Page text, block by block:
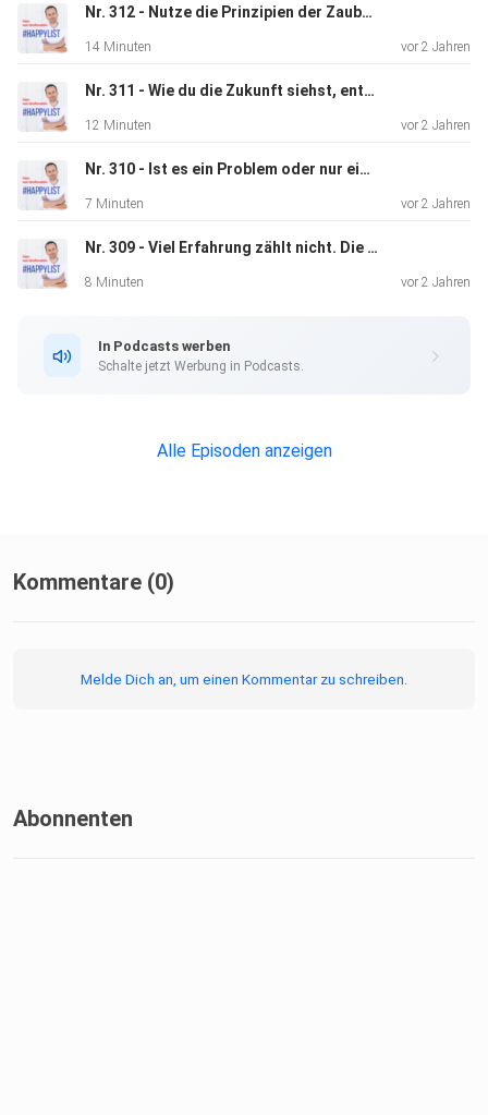
Nr. 312 - Nutze die Prinzipien der Zauberkunst für dein Social Media Marketing
14 Minuten vor 2 Jahren
Nr. 311 - Wie du die Zukunft siehst, entscheidet über deinen Erfolg & dein Glück [2021]
12 Minuten vor 2 Jahren
Nr. 310 - Ist es ein Problem oder nur ein Telefonat? So löst du Probleme [2022]
7 Minuten vor 2 Jahren
Nr. 309 - Viel Erfahrung zählt nicht. Die richtige muss es sein! [2022]
8 Minuten vor 2 Jahren
In Podcasts werben
Schalte jetzt Werbung in Podcasts.
Alle Episoden anzeigen
Kommentare (0)
Melde Dich an, um einen Kommentar zu schreiben.
Abonnenten